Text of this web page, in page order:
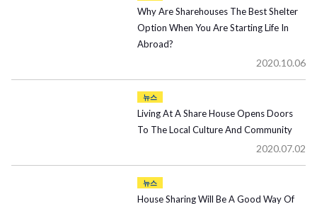
Why Are Sharehouses The Best Shelter
Option When You Are Starting Life In
Abroad?
2020.10.06
뉴스
Living At A Share House Opens Doors
To The Local Culture And Community
2020.07.02
뉴스
House Sharing Will Be A Good Way Of